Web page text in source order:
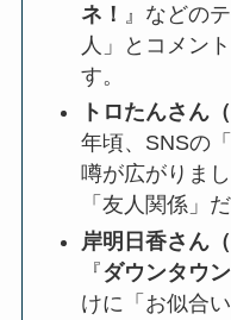
ネ！ 』などの
人」とコメン
す。
トロたんさん
年頃、SNSの
噂が広がりま
「友人関係」
岸明日香さん
『ダウンタウ
けに「お似合